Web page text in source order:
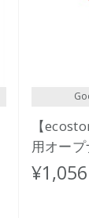
レビュ
レビュ
人気順
【
用オープ
¥1,056